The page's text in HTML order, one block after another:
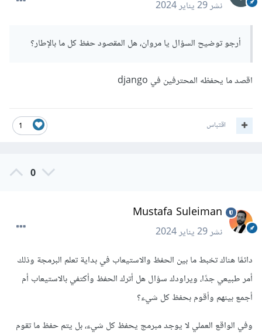
نشر29 يناير 2024
أرجو توضيح السؤال يا مروان، هل المقصود حفظ كل ما بالإطار؟
اقصد ما يحفظه المحترفين في django
1 اقتباس
0
Mustafa Suleiman
نشر29 يناير 2024
دائمًا هناك تخبط ما بين الحفظ والاستيعاب في بداية تعلم البرمجة وذلك
أمر طبيعي جدًا، ويراودك سؤال هل أترك الحفظ وأكتفي بالاستيعاب أم
أجمع بينهم وأقوم بحفظ كل شيء؟
وفي الواقع العملي لا يوجد مبرمج يحفظ كل شيء، بل يتم حفظ ما تقوم